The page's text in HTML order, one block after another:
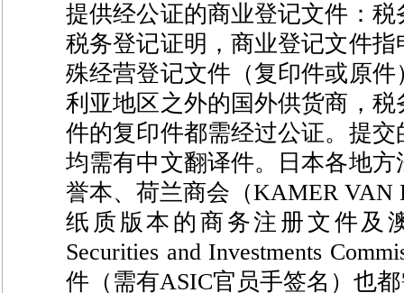
提供经公证的商业登记文件：
税务登记证明，商业登记文件
殊经营登记文件（复印件或原
利亚地区之外的国外供货商，
件的复印件都需经过公证。提
均需有中文翻译件。日本各地
誉本、荷兰商会（KAMER VAN
纸质版本的商务注册文件及
Securities and Investments
件（需有ASIC官员手签名）也